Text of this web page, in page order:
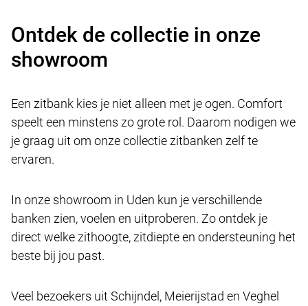
Ontdek de collectie in onze
showroom
Een zitbank kies je niet alleen met je ogen. Comfort
speelt een minstens zo grote rol. Daarom nodigen we
je graag uit om onze collectie zitbanken zelf te
ervaren.
In onze showroom in Uden kun je verschillende
banken zien, voelen en uitproberen. Zo ontdek je
direct welke zithoogte, zitdiepte en ondersteuning het
beste bij jou past.
Veel bezoekers uit Schijndel, Meierijstad en Veghel